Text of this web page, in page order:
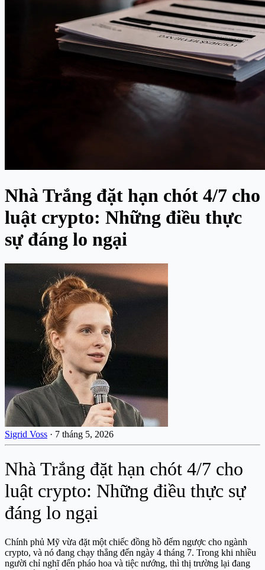
Nhà Trắng đặt hạn chót 4/7 cho
luật crypto: Những điều thực
sự đáng lo ngại
Sigrid Voss · 7 tháng 5, 2026
Nhà Trắng đặt hạn chót 4/7 cho
luật crypto: Những điều thực sự
đáng lo ngại
Chính phủ Mỹ vừa đặt một chiếc đồng hồ đếm ngược cho ngành
crypto, và nó đang chạy thẳng đến ngày 4 tháng 7. Trong khi nhiều
người chỉ nghĩ đến pháo hoa và tiệc nướng, thì thị trường lại đang